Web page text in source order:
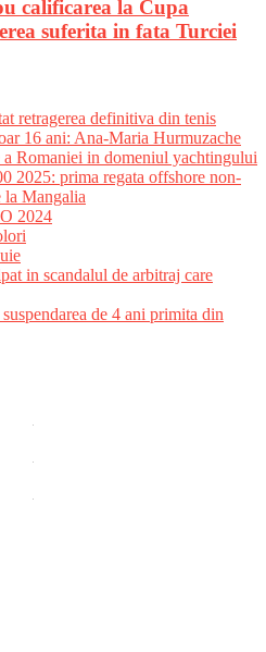
calificarea la Cupa
suferita in fata Turciei
retragerea definitiva din tenis
16 ani: Ana-Maria Hurmuzache
a Romaniei in domeniul yachtingului
2025: prima regata offshore non-
la Mangalia
2024
in scandalul de arbitraj care
de 4 ani primita din